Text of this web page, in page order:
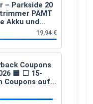
– Parkside 20
PAMT
Akku und
19,94 €
Coupons
🟦 ⬜ 15-
Coupons auf
Einkauf ab 2